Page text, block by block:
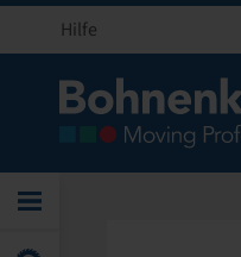
Hilfe